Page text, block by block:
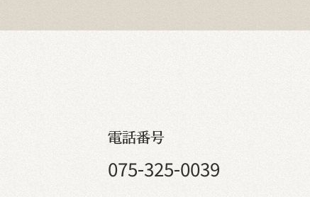
電話番号
075-325-0039